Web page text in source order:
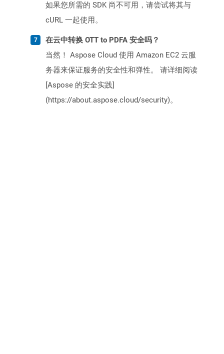
如果您所需的 SDK 尚不可用，请尝试将其与
cURL 一起使用。
在云中转换 OTT to PDFA 安全吗？
当然！ Aspose Cloud 使用 Amazon EC2 云服
务器来保证服务的安全性和弹性。 请详细阅读
[Aspose 的安全实践]
(https://about.aspose.cloud/security)。